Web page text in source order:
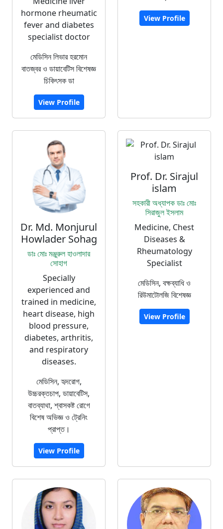
hormone rheumatic
fever and diabetes
specialist doctor
মেডিসিন লিভার হরমোন
বাতজ্বর ও ডায়াবেটিস বিশেষজ্ঞ
চিকিৎসক ডা
View Profile
View Profile
Dr. Md. Monjurul
Howlader Sohag
ডাঃ মোঃ মঞ্জুরুল হাওলাদার
সোহাগ
Specially
experienced and
trained in medicine,
heart disease, high
blood pressure,
diabetes, arthritis,
and respiratory
diseases.
মেডিসিন, হৃদরোগ,
উচ্চরক্তচাপ, ডায়াবেটিস,
বাতব্যাথা, শ্বাসকষ্ট রোগে
বিশেষ অভিজ্ঞ ও ট্রেনিং
প্রাপ্ত।
View Profile
Prof. Dr. Sirajul
islam
সহকারী অধ্যাপক ডাঃ মোঃ
সিরাজুল ইসলাম
Medicine, Chest
Diseases &
Rheumatology
Specialist
মেডিসিন, বক্ষব্যাধি ও
রিউমাটোলজি বিশেষজ্ঞ
View Profile